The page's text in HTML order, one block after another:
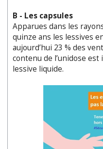
B - Les capsules
Apparues dans les
quinze ans les lessives
aujourd’hui 23 % des
contenu de l’unidose
lessive liquide.